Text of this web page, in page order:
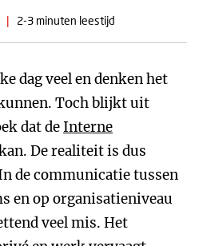
| 2-3 minuten leestijd
dag veel en denken het
Toch blijkt uit
dat deInterne
De realiteit is dus
de communicatie tussen
en op organisatieniveau
veel mis. Het